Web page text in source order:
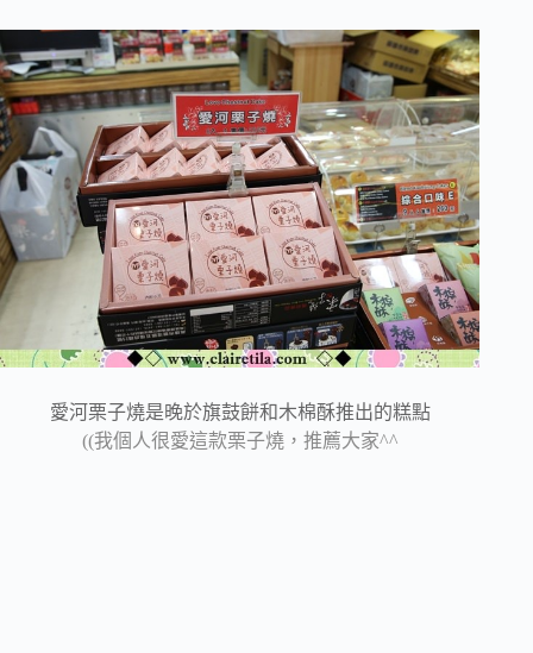
愛河栗子燒是晚於旗鼓餅和木棉酥推出的糕點
((我個人很愛這款栗子燒，推薦大家^^